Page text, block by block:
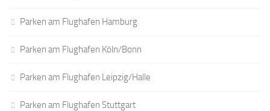
Parken am Flughafen Hamburg
Parken am Flughafen Köln/Bonn
Parken am Flughafen Leipzig/Halle
Parken am Flughafen Stuttgart